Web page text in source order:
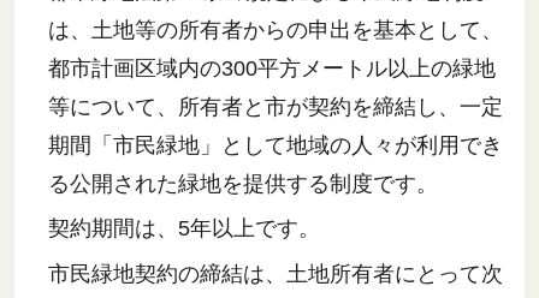
は、土地等の所有者からの申出を基本として、
都市計画区域内の300平方メートル以上の緑地
等について、所有者と市が契約を締結し、一定
期間「市民緑地」として地域の人々が利用でき
る公開された緑地を提供する制度です。
契約期間は、5年以上です。
市民緑地契約の締結は、土地所有者にとって次